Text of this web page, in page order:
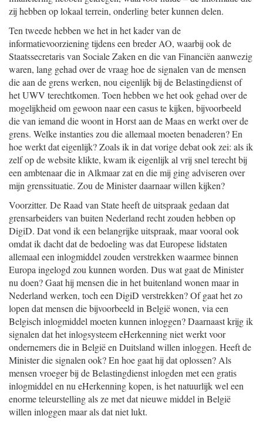
zij hebben op lokaal terrein, onderling beter kunnen delen.
Ten tweede hebben we het in het kader van de
informatievoorziening tijdens een breder AO, waarbij ook de
Staatssecretaris van Sociale Zaken en die van Financiën aanwezig
waren, lang gehad over de vraag hoe de signalen van de mensen
die aan de grens werken, nou eigenlijk bij de Belastingdienst of
het UWV terechtkomen. Toen hebben we het ook gehad over de
mogelijkheid om gewoon naar een casus te kijken, bijvoorbeeld
die van iemand die woont in Horst aan de Maas en werkt over de
grens. Welke instanties zou die allemaal moeten benaderen? En
hoe werkt dat eigenlijk? Zoals ik in dat vorige debat ook zei: als ik
zelf op de website klikte, kwam ik eigenlijk al vrij snel terecht bij
een ambtenaar die in Alkmaar zat en die mij ging adviseren over
mijn grenssituatie. Zou de Minister daarnaar willen kijken?
Voorzitter. De Raad van State heeft de uitspraak gedaan dat
grensarbeiders van buiten Nederland recht zouden hebben op
DigiD. Dat vond ik een belangrijke uitspraak, maar vooral ook
omdat ik dacht dat de bedoeling was dat Europese lidstaten
allemaal een inlogmiddel zouden verstrekken waarmee binnen
Europa ingelogd zou kunnen worden. Dus wat gaat de Minister
nu doen? Gaat hij mensen die in het buitenland wonen maar in
Nederland werken, toch een DigiD verstrekken? Of gaat het zo
lopen dat mensen die bijvoorbeeld in België wonen, via een
Belgisch inlogmiddel moeten kunnen inloggen? Daarnaast krijg ik
signalen dat het inlogsysteem eHerkenning niet werkt voor
ondernemers die in België en Duitsland willen inloggen. Heeft de
Minister die signalen ook? En hoe gaat hij dat oplossen? Als
mensen vroeger bij de Belastingdienst inlogden met een gratis
inlogmiddel en nu eHerkenning kopen, is het natuurlijk wel een
enorme teleurstelling als ze met dat nieuwe middel in België
willen inloggen maar als dat niet lukt.